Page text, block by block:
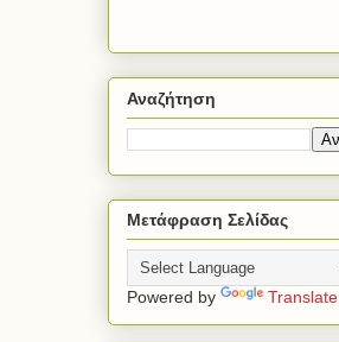
Αναζήτηση
Μετάφραση Σελίδας
Powered by Translate